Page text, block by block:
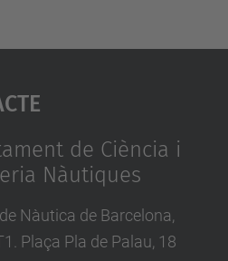
de Ciència i
Nàutiques
Nàutica de Barcelona,
Plaça Pla de Palau, 18